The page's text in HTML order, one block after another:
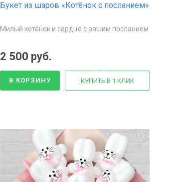
Букет из шаров «Котёнок с посланием»
Милый котёнок и сердце с вашим посланием
2 500 руб.
В КОРЗИНУ КУПИТЬ В 1 КЛИК